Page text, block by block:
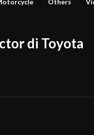
Others
di Toyota